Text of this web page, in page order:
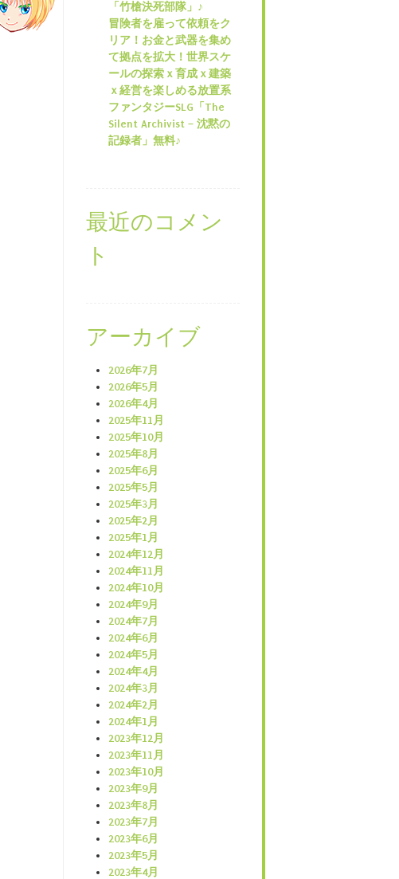
「竹槍決死部隊」♪
冒険者を雇って依頼をク
リア！お金と武器を集め
て拠点を拡大！世界スケ
ールの探索ｘ育成ｘ建築
ｘ経営を楽しめる放置系
ファンタジーSLG「The
Silent Archivist – 沈黙の
記録者」無料♪
最近のコメン
ト
アーカイブ
2026年7月
2026年5月
2026年4月
2025年11月
2025年10月
2025年8月
2025年6月
2025年5月
2025年3月
2025年2月
2025年1月
2024年12月
2024年11月
2024年10月
2024年9月
2024年7月
2024年6月
2024年5月
2024年4月
2024年3月
2024年2月
2024年1月
2023年12月
2023年11月
2023年10月
2023年9月
2023年8月
2023年7月
2023年6月
2023年5月
2023年4月